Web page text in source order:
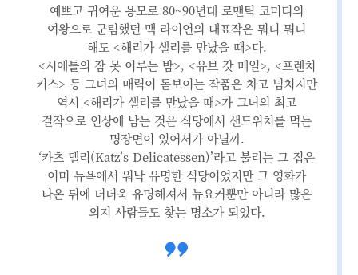
예쁘고 귀여운 용모로 80~90년대 로맨틱 코미디의
여왕으로 군림했던 맥 라이언의 대표작은 뭐니 뭐니
해도 <해리가 샐리를 만났을 때>다.
<시애틀의 잠 못 이루는 밤>, <유브 갓 메일>, <프렌치
키스> 등 그녀의 매력이 돋보이는 작품은 차고 넘치지만
역시 <해리가 샐리를 만났을 때>가 그녀의 최고
걸작으로 인상에 남는 것은 식당에서 샌드위치를 먹는
명장면이 있어서가 아닐까.
‘카츠 델리(Katz’s Delicatessen)’라고 불리는 그 집은
이미 뉴욕에서 워낙 유명한 식당이었지만 그 영화가
나온 뒤에 더더욱 유명해져서 뉴요커뿐만 아니라 많은
외지 사람들도 찾는 명소가 되었다.